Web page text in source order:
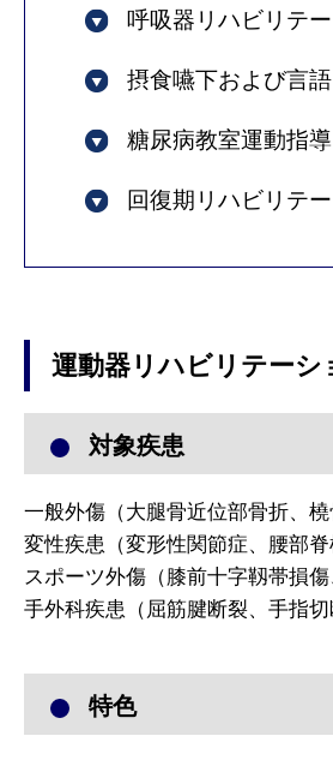
呼吸器リハビリテ
摂食嚥下および言
糖尿病教室運動指導
回復期リハビリテ
運動器リハビリテーシ
対象疾患
一般外傷（大腿骨近位部骨折、
変性疾患（変形性関節症、腰部脊
スポーツ外傷（膝前十字靱帯損傷
手外科疾患（屈筋腱断裂、手指切
特色